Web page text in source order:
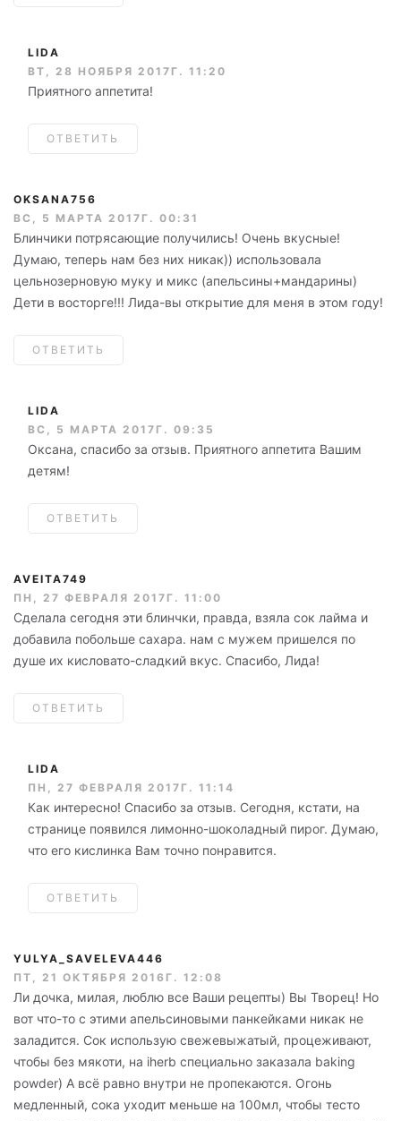
LIDA
ВТ, 28 НОЯБРЯ 2017Г. 11:20
Приятного аппетита!
ОТВЕТИТЬ
OKSANA756
ВС, 5 МАРТА 2017Г. 00:31
Блинчики потрясающие получились! Очень вкусные!
Думаю, теперь нам без них никак)) использовала
цельнозерновую муку и микс (апельсины+мандарины)
Дети в восторге!!! Лида-вы открытие для меня в этом году!
ОТВЕТИТЬ
LIDA
ВС, 5 МАРТА 2017Г. 09:35
Оксана, спасибо за отзыв. Приятного аппетита Вашим
детям!
ОТВЕТИТЬ
AVEITA749
ПН, 27 ФЕВРАЛЯ 2017Г. 11:00
Сделала сегодня эти блинчки, правда, взяла сок лайма и
добавила побольше сахара. нам с мужем пришелся по
душе их кисловато-сладкий вкус. Спасибо, Лида!
ОТВЕТИТЬ
LIDA
ПН, 27 ФЕВРАЛЯ 2017Г. 11:14
Как интересно! Спасибо за отзыв. Сегодня, кстати, на
странице появился лимонно-шоколадный пирог. Думаю,
что его кислинка Вам точно понравится.
ОТВЕТИТЬ
YULYA_SAVELEVA446
ПТ, 21 ОКТЯБРЯ 2016Г. 12:08
Ли дочка, милая, люблю все Ваши рецепты) Вы Творец! Но
вот что-то с этими апельсиновыми панкейками никак не
заладится. Сок использую свежевыжатый, процеживают,
чтобы без мякоти, на iherb специально заказала baking
powder) А всё равно внутри не пропекаются. Огонь
медленный, сока уходит меньше на 100мл, чтобы тесто